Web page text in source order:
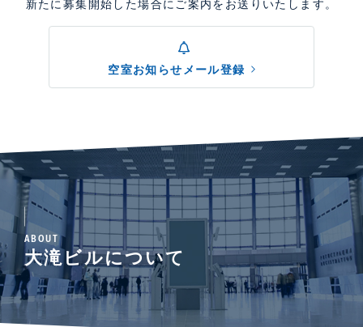
新たに募集開始した場合にご案内をお送りいたします。
空室お知らせメール登録
ABOUT
大滝ビルについて